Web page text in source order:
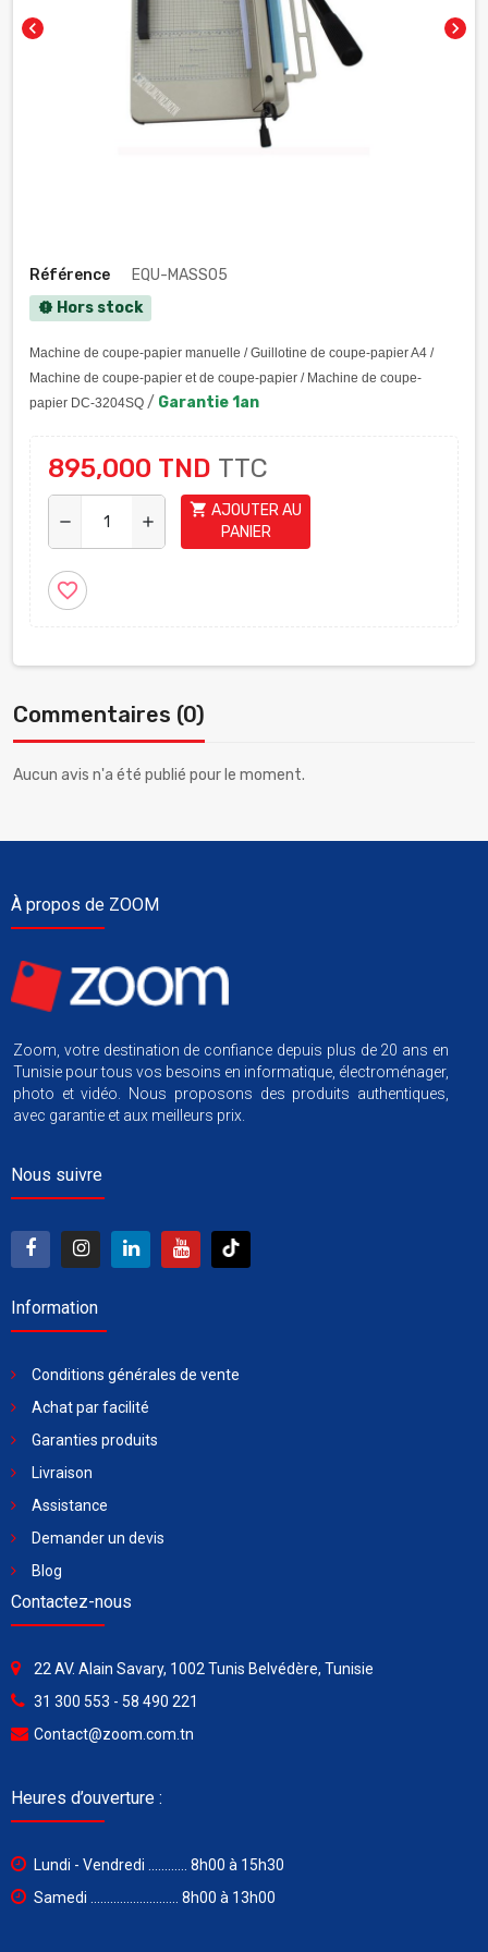
chevron_left chevron_right
Référence EQU-MASS05
new_releases Hors stock
Machine de coupe-papier manuelle / Guillotine de coupe-papier A4 /
Machine de coupe-papier et de coupe-papier / Machine de coupe-
papier DC-3204SQ / Garantie 1an
895,000 TND TTC
remove add
shopping_cart AJOUTER AU
PANIER
favorite_border
Commentaires (0)
Aucun avis n'a été publié pour le moment.
À propos de ZOOM
Zoom, votre destination de confiance depuis plus de 20 ans en
Tunisie pour tous vos besoins en informatique, électroménager,
photo et vidéo. Nous proposons des produits authentiques,
avec garantie et aux meilleurs prix.
Nous suivre
Information
Conditions générales de vente
Achat par facilité
Garanties produits
Livraison
Assistance
Demander un devis
Blog
Contactez-nous
22 AV. Alain Savary, 1002 Tunis Belvédère, Tunisie
31 300 553 - 58 490 221
Contact@zoom.com.tn
Heures d’ouverture :
Lundi - Vendredi ............ 8h00 à 15h30
Samedi ........................... 8h00 à 13h00